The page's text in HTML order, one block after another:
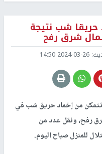
حريقا شب نتيجة
شرق رفح
2024-03-26 14:50
تتمكن من إخماد حريق شب في
رفح، ونقل عدد من
للمنزل صباح اليوم.